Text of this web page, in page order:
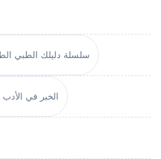
سلسلة دليلك الطبي
الخبر في